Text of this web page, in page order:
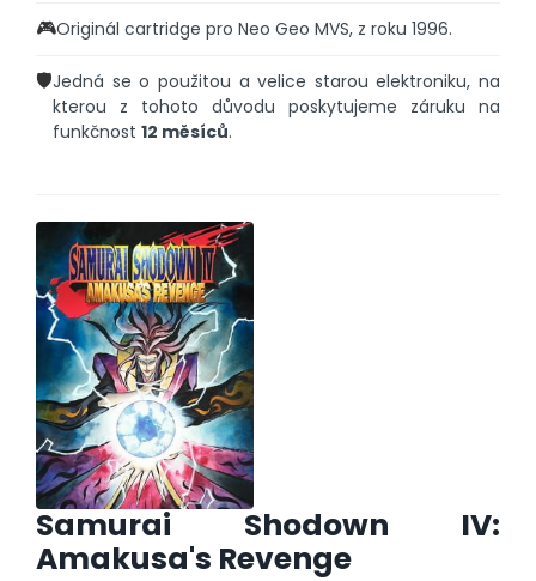
🎮Originál cartridge pro Neo Geo MVS, z roku 1996.
🛡️Jedná se o použitou a velice starou elektroniku, na
kterou z tohoto důvodu poskytujeme záruku na
funkčnost 12 měsíců.
Samurai Shodown IV:
Amakusa's Revenge